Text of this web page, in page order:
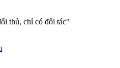
thủ, chỉ có đối tác"